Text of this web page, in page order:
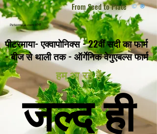
Petermaya.com लोगो
© ®
From Seed to Plate
पीटरमाया- एक्वापोनिक्स - 22वीं सदी का फार्म
- बीज से थाली तक - ऑर्गेनिक वेगुएबल्स फार्म
हम आ रहे हैं
जल्द ही